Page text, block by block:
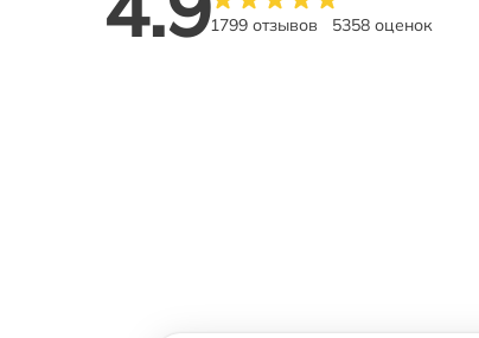
1799 отзывов 5358 оценок